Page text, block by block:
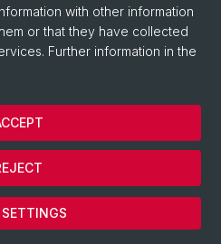
with other information
or that they have collected
Further information in the